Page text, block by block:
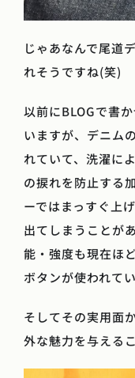
じゃあなんで尾道
れそうですね(笑)
以前にBLOGで書
いますが、デニム
れていて、洗濯に
の捩れを防止する
ーではまっすぐ上
出てしまうことが
能・強度も現在ほ
ボタンが使われて
そしてその実用面
外な魅力を与える